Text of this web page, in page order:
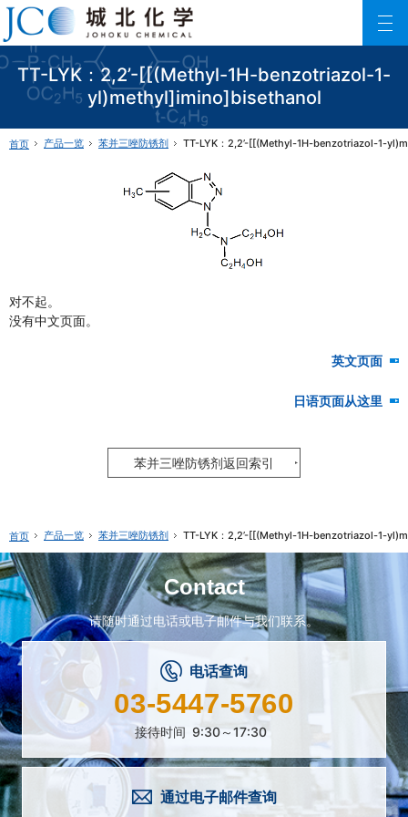
TT-LYK：2,2’-[[(Methyl-1H-benzotriazol-1-
yl)methyl]imino]bisethanol
城北化学工业株式会社
ファインケミカル製品の専門メーカー 城北化学工業株式会社
首页 产品一览 苯并三唑防锈剂 TT-LYK：2,2’-[[(Methyl-1H-benzotriazol-1-
对不起。
没有中文页面。
英文页面
日语页面从这里
苯并三唑防锈剂返回索引
首页 产品一览 苯并三唑防锈剂 TT-LYK：2,2’-[[(Methyl-1H-benzotriazol-1-
Contact
请随时通过电话或电子邮件与我们联系。
电话查询
03-5447-5760
接待时间 9:30～17:30
通过电子邮件查询